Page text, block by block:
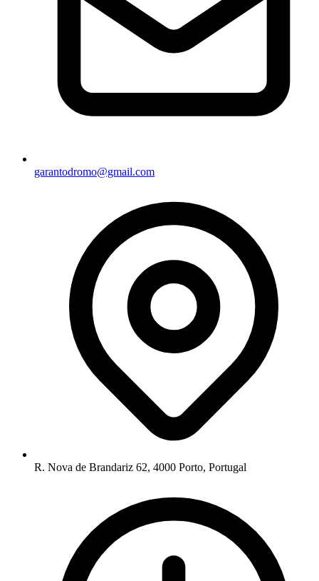
garantodromo@gmail.com
R. Nova de Brandariz 62, 4000 Porto, Portugal